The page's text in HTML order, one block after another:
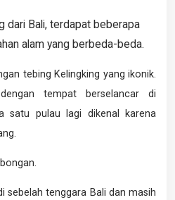
dari Bali, terdapat beberapa
alam yang berbeda-beda.
tebing Kelingking yang ikonik.
tempat berselancar di
satu pulau lagi dikenal karena
sebelah tenggara Bali dan masih